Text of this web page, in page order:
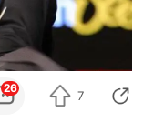
26
7